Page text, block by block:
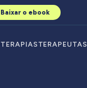
TERAPIASTERAPEUTAS
Baixar o ebook